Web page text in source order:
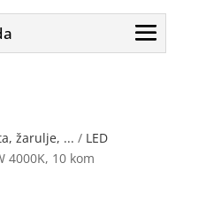
žarulje, ... / LED
4000K, 10 kom